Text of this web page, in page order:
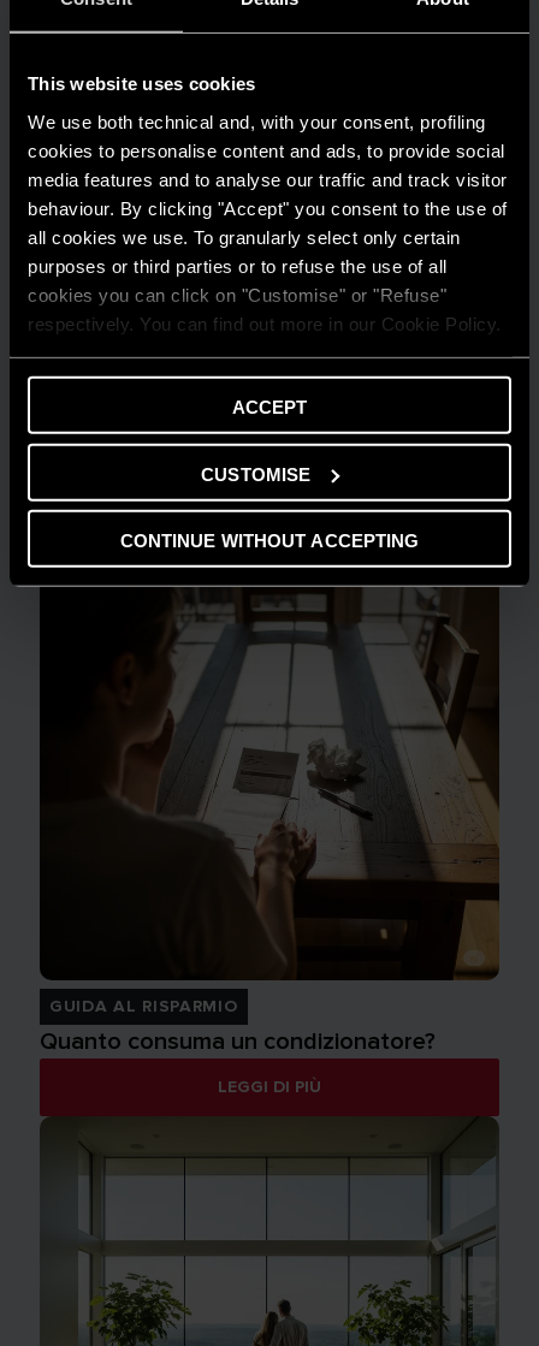
This website uses cookies
We use both technical and, with your consent, profiling
cookies to personalise content and ads, to provide social
media features and to analyse our traffic and track visitor
behaviour. By clicking "Accept" you consent to the use of
all cookies we use. To granularly select only certain
purposes or third parties or to refuse the use of all
cookies you can click on "Customise" or "Refuse"
respectively. You can find out more in our Cookie Policy.
ACCEPT
CUSTOMISE
CONTINUE WITHOUT ACCEPTING
AMBIENTE
Risparmio energetico: trasforma la tua
casa in un modello di efficienza
GUIDA AL RISPARMIO
Quanto consuma un condizionatore?
LEGGI DI PIÙ